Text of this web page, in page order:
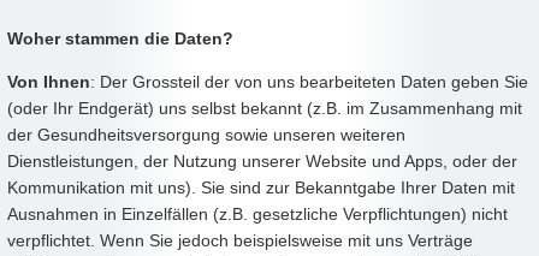
Woher stammen die Daten?
Von Ihnen: Der Grossteil der von uns bearbeiteten Daten geben Sie
(oder Ihr Endgerät) uns selbst bekannt (z.B. im Zusammenhang mit
der Gesundheitsversorgung sowie unseren weiteren
Dienstleistungen, der Nutzung unserer Website und Apps, oder der
Kommunikation mit uns). Sie sind zur Bekanntgabe Ihrer Daten mit
Ausnahmen in Einzelfällen (z.B. gesetzliche Verpflichtungen) nicht
verpflichtet. Wenn Sie jedoch beispielsweise mit uns Verträge